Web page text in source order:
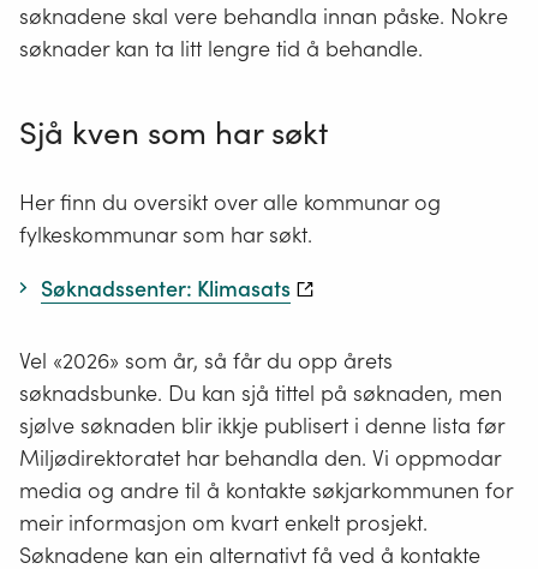
søknadene skal vere behandla innan påske. Nokre
søknader kan ta litt lengre tid å behandle.
Sjå kven som har søkt
Her finn du oversikt over alle kommunar og
fylkeskommunar som har søkt.
Søknadssenter: Klimasats
Vel «2026» som år, så får du opp årets
søknadsbunke. Du kan sjå tittel på søknaden, men
sjølve søknaden blir ikkje publisert i denne lista før
Miljødirektoratet har behandla den. Vi oppmodar
media og andre til å kontakte søkjarkommunen for
meir informasjon om kvart enkelt prosjekt.
Søknadene kan ein alternativt få ved å kontakte